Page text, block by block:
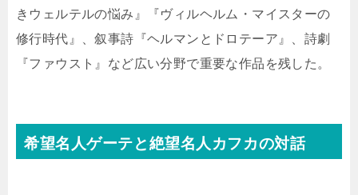
きウェルテルの悩み』『ヴィルヘルム・マイスターの
修行時代』、叙事詩『ヘルマンとドロテーア』、詩劇
『ファウスト』など広い分野で重要な作品を残した。
希望名人ゲーテと絶望名人カフカの対話